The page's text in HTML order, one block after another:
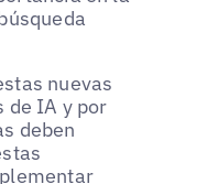
nuevas
de IA y por
deben